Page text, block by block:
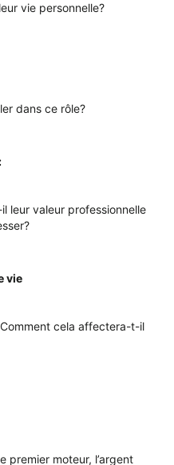
vie personnelle?
dans ce rôle?
leur valeur professionnelle
vie
cela affectera-t-il
premier moteur, l’argent